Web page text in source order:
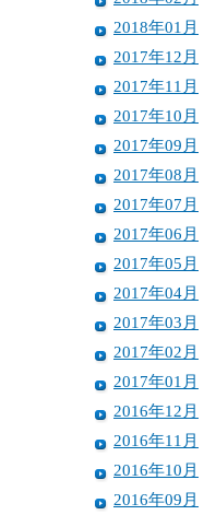
2018年01月
2017年12月
2017年11月
2017年10月
2017年09月
2017年08月
2017年07月
2017年06月
2017年05月
2017年04月
2017年03月
2017年02月
2017年01月
2016年12月
2016年11月
2016年10月
2016年09月